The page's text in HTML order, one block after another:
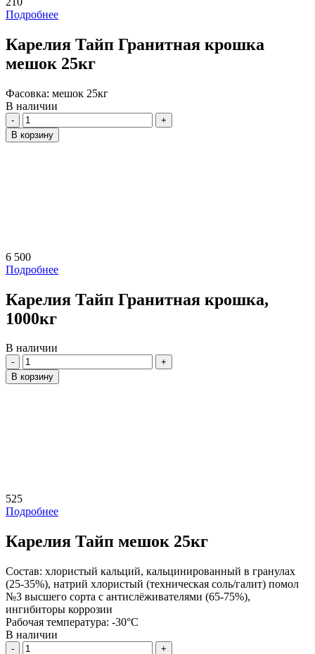
Подробнее
Карелия Тайп Гранитная крошка
мешок 25кг
Фасовка: мешок 25кг
В наличии
Количество
В корзину
6 500
Подробнее
Карелия Тайп Гранитная крошка,
1000кг
В наличии
Количество
В корзину
525
Подробнее
Карелия Тайп мешок 25кг
Состав: хлористый кальций, кальцинированный в гранулах
(25-35%), натрий хлористый (техническая соль/галит) помол
№3 высшего сорта с антислёживателями (65-75%),
ингибиторы коррозии
Рабочая температура: -30°C
В наличии
Количество